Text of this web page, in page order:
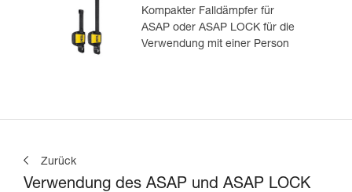
Kompakter Falldämpfer für
ASAP oder ASAP LOCK für die
Verwendung mit einer Person
Zurück
Verwendung des ASAP und ASAP LOCK